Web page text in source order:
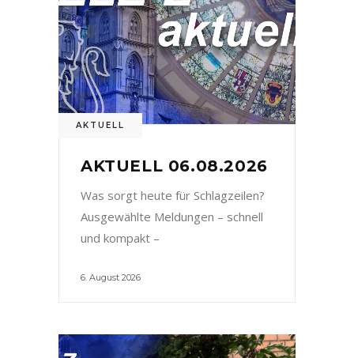
AKTUELL
AKTUELL 06.08.2026
Was sorgt heute für Schlagzeilen?
Ausgewählte Meldungen – schnell
und kompakt –
6. August 2026